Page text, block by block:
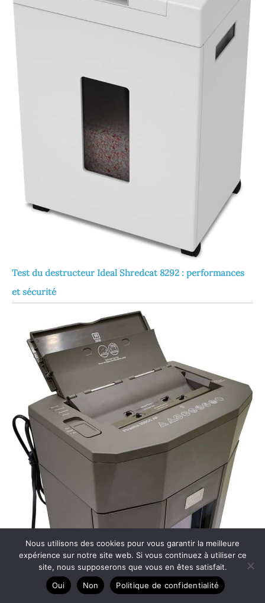
Test du destructeur Ideal Shredcat 8292 : performances
et sécurité
Nous utilisons des cookies pour vous garantir la meilleure
expérience sur notre site web. Si vous continuez à utiliser ce
site, nous supposerons que vous en êtes satisfait.
Oui
Non Politique de confidentialité